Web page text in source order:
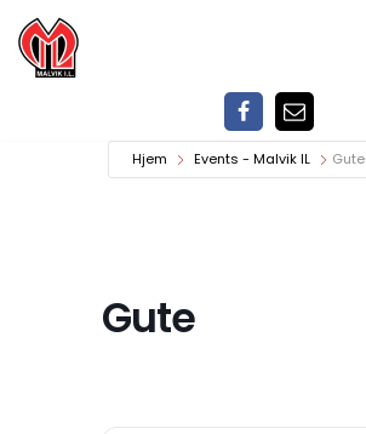
Hopp
Hjem Events - Malvik IL Gute
Gute